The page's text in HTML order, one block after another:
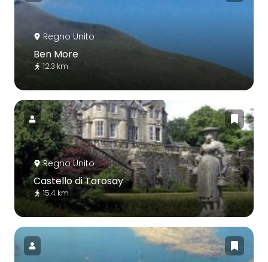
Regno Unito
Ben More
12.3 km
Regno Unito
Castello di Torosay
15.4 km